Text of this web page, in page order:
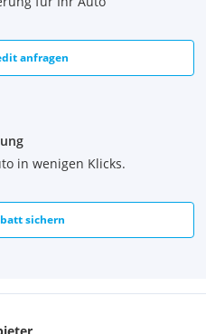
anfragen
in wenigen Klicks.
sichern